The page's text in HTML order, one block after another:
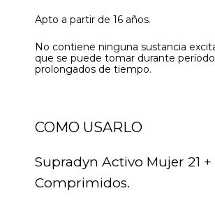
Apto a partir de 16 años.
No contiene ninguna sustancia
que se puede tomar durante
prolongados de tiempo.
COMO USARLO
Supradyn Activo Mujer 21 +
Comprimidos.